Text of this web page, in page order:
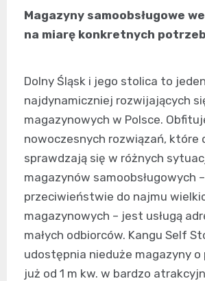
Magazyny samoobsługowe
na miarę konkretnych potrzeb
Dolny Śląsk i jego stolica to
najdynamiczniej rozwijających
magazynowych w Polsce.
nowoczesnych rozwiązań, które
sprawdzają się w różnych
magazynów samoobsługowych
przeciwieństwie do najmu
magazynowych – jest usługą
małych odbiorców. Kangu Self
udostępnia nieduże magazyny o
już od 1 m kw. w bardzo